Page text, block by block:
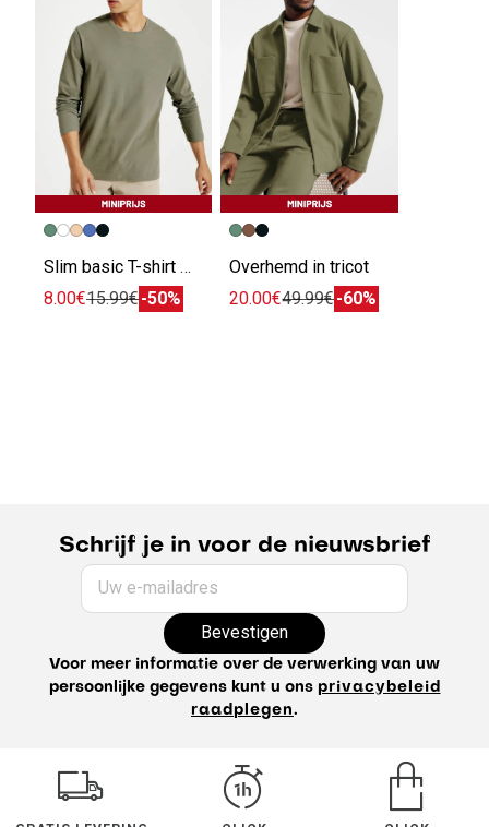
Slim basic T-shirt met ronde hals
8.00€15.99€-50%
Overhemd in tricot
20.00€49.99€-60%
Schrijf je in voor de nieuwsbrief
Uw e-mailadres
Bevestigen
Voor meer informatie over de verwerking van uw
persoonlijke gegevens kunt u ons privacybeleid
raadplegen.